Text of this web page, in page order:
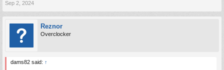
Sep 2, 2024
Reznor
Overclocker
dams82 said: ↑